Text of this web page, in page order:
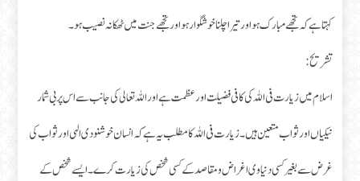
کہتا ہے کہ تجھے مبارک ہو اور تیرا چلنا خوشگوار ہو اور تجھے جنت میں ٹھکانہ نصیب ہو۔
تشریح:
اسلام میں زیارت فی اللہ کی کافی فضیلت اور عظمت ہے اور اللہ تعالی کی جانب سے اس پر بى شمار
نیکیاں اور ثواب متعین ہیں۔ زیارت فی اللہ کا مطلب یہ ہے کہ انسان خوشنودی الہی اور ثواب کی
غرض سے بغیر کسی دنیاوی اغراض و مقاصد کے کسی شخص کی زیارت کرے۔ ایسے شخص کے